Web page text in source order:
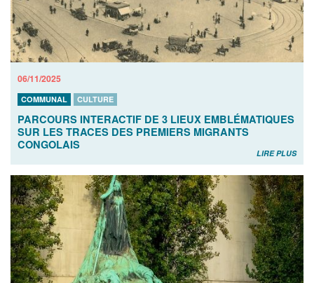
06/11/2025
COMMUNAL CULTURE
PARCOURS INTERACTIF DE 3 LIEUX EMBLÉMATIQUES
SUR LES TRACES DES PREMIERS MIGRANTS
CONGOLAIS
LIRE PLUS